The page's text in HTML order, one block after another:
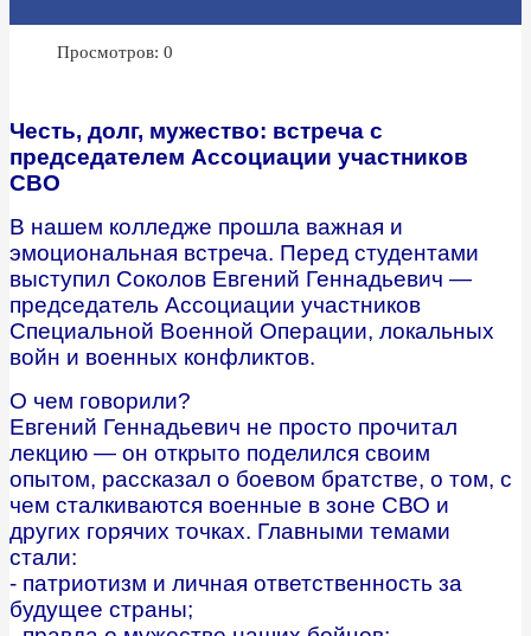
Просмотров: 0
Честь, долг, мужество: встреча с
председателем Ассоциации участников
СВО
В нашем колледже прошла важная и
эмоциональная встреча. Перед студентами
выступил Соколов Евгений Геннадьевич —
председатель Ассоциации участников
Специальной Военной Операции, локальных
войн и военных конфликтов.
О чем говорили?
Евгений Геннадьевич не просто прочитал
лекцию — он открыто поделился своим
опытом, рассказал о боевом братстве, о том, с
чем сталкиваются военные в зоне СВО и
других горячих точках. Главными темами
стали:
- патриотизм и личная ответственность за
будущее страны;